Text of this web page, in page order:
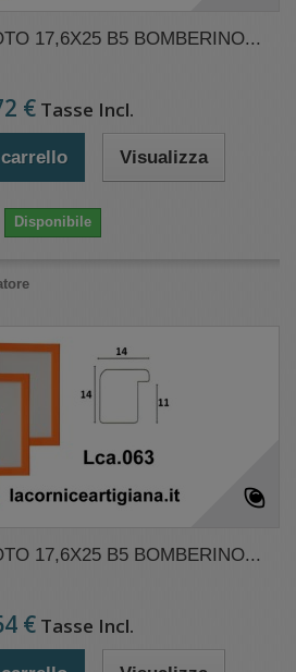
17,6X25 B5 BOMBERINO...
€ Tasse Incl.
Visualizza
Disponibile
17,6X25 B5 BOMBERINO...
€ Tasse Incl.